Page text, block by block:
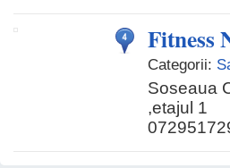
Fitness
Categorii:
Soseaua
,etajul 1